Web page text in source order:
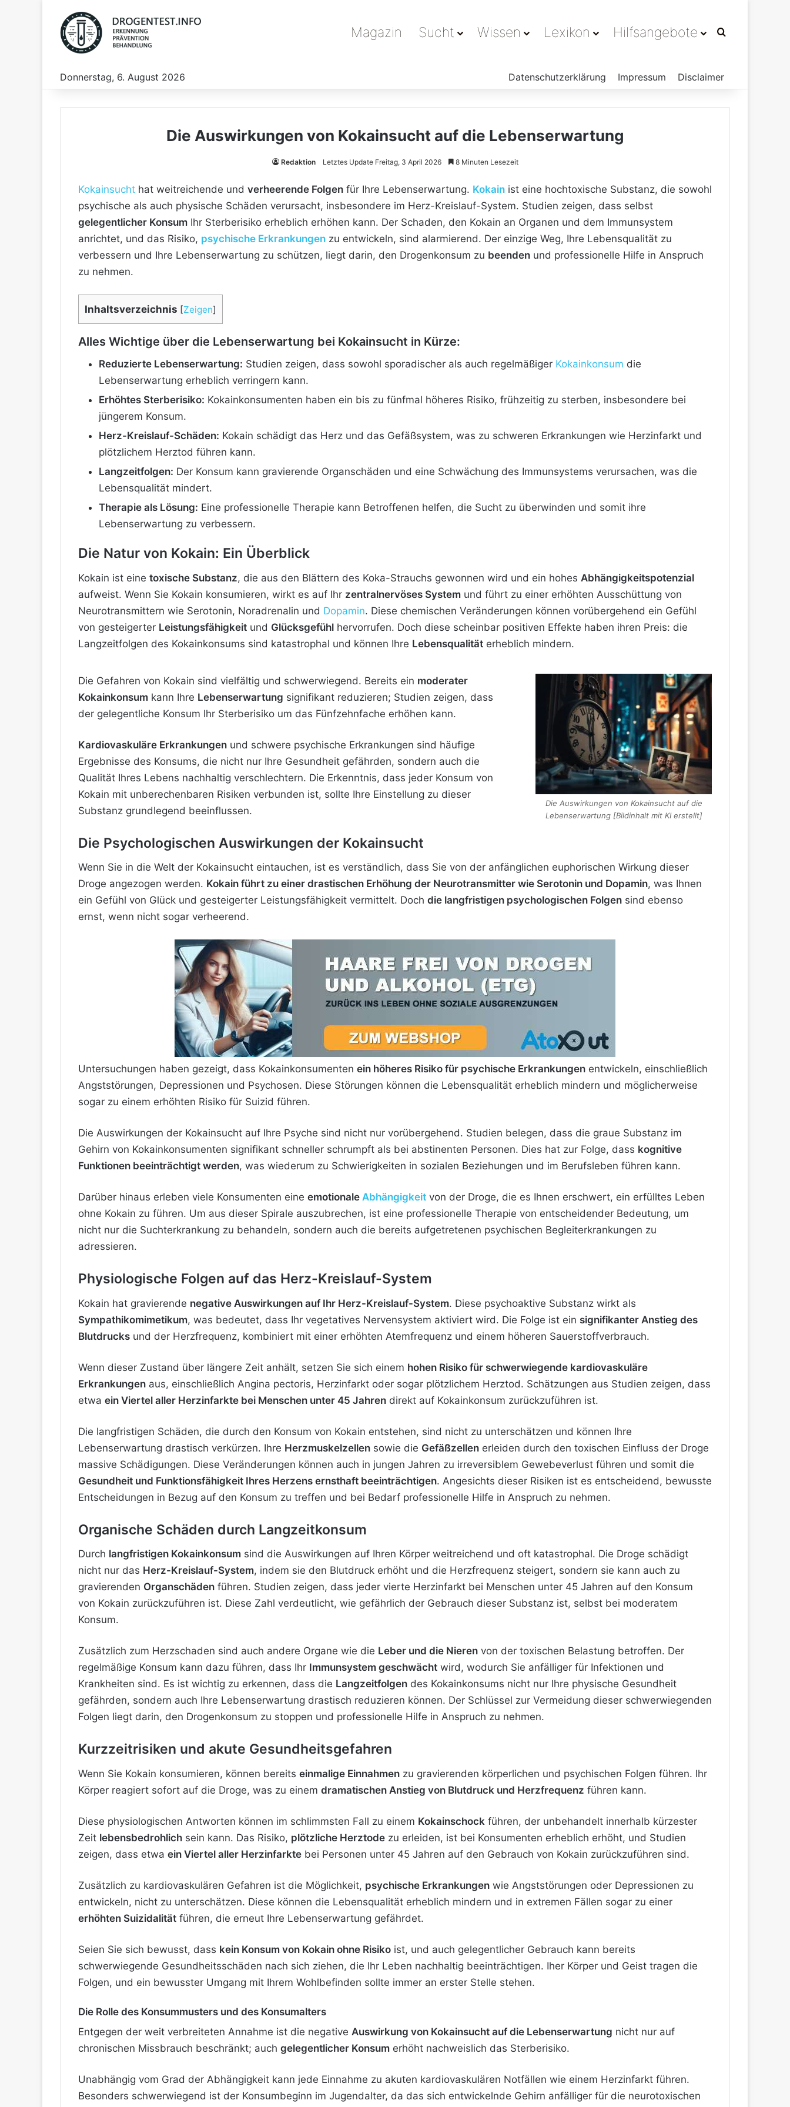
Magazin Sucht Wissen Lexikon Hilfsangebote Suchen nach
Donnerstag, 6. August 2026 Datenschutzerklärung Impressum Disclaimer
Die Auswirkungen von Kokainsucht auf die Lebenserwartung
Redaktion Letztes Update Freitag, 3 April 2026 8 Minuten Lesezeit
Kokainsucht hat weitreichende und verheerende Folgen für Ihre Lebenserwartung. Kokain ist eine hochtoxische Substanz, die sowohl
psychische als auch physische Schäden verursacht, insbesondere im Herz-Kreislauf-System. Studien zeigen, dass selbst
gelegentlicher Konsum Ihr Sterberisiko erheblich erhöhen kann. Der Schaden, den Kokain an Organen und dem Immunsystem
anrichtet, und das Risiko, psychische Erkrankungen zu entwickeln, sind alarmierend. Der einzige Weg, Ihre Lebensqualität zu
verbessern und Ihre Lebenserwartung zu schützen, liegt darin, den Drogenkonsum zu beenden und professionelle Hilfe in Anspruch
zu nehmen.
Inhaltsverzeichnis [Zeigen]
Alles Wichtige über die Lebenserwartung bei Kokainsucht in Kürze:
Reduzierte Lebenserwartung: Studien zeigen, dass sowohl sporadischer als auch regelmäßiger Kokainkonsum die
Lebenserwartung erheblich verringern kann.
Erhöhtes Sterberisiko: Kokainkonsumenten haben ein bis zu fünfmal höheres Risiko, frühzeitig zu sterben, insbesondere bei
jüngerem Konsum.
Herz-Kreislauf-Schäden: Kokain schädigt das Herz und das Gefäßsystem, was zu schweren Erkrankungen wie Herzinfarkt und
plötzlichem Herztod führen kann.
Langzeitfolgen: Der Konsum kann gravierende Organschäden und eine Schwächung des Immunsystems verursachen, was die
Lebensqualität mindert.
Therapie als Lösung: Eine professionelle Therapie kann Betroffenen helfen, die Sucht zu überwinden und somit ihre
Lebenserwartung zu verbessern.
Die Natur von Kokain: Ein Überblick
Kokain ist eine toxische Substanz, die aus den Blättern des Koka-Strauchs gewonnen wird und ein hohes Abhängigkeitspotenzial
aufweist. Wenn Sie Kokain konsumieren, wirkt es auf Ihr zentralnervöses System und führt zu einer erhöhten Ausschüttung von
Neurotransmittern wie Serotonin, Noradrenalin und Dopamin. Diese chemischen Veränderungen können vorübergehend ein Gefühl
von gesteigerter Leistungsfähigkeit und Glücksgefühl hervorrufen. Doch diese scheinbar positiven Effekte haben ihren Preis: die
Langzeitfolgen des Kokainkonsums sind katastrophal und können Ihre Lebensqualität erheblich mindern.
Die Auswirkungen von Kokainsucht auf die
Lebenserwartung [Bildinhalt mit KI erstellt]
Die Gefahren von Kokain sind vielfältig und schwerwiegend. Bereits ein moderater
Kokainkonsum kann Ihre Lebenserwartung signifikant reduzieren; Studien zeigen, dass
der gelegentliche Konsum Ihr Sterberisiko um das Fünfzehnfache erhöhen kann.
Kardiovaskuläre Erkrankungen und schwere psychische Erkrankungen sind häufige
Ergebnisse des Konsums, die nicht nur Ihre Gesundheit gefährden, sondern auch die
Qualität Ihres Lebens nachhaltig verschlechtern. Die Erkenntnis, dass jeder Konsum von
Kokain mit unberechenbaren Risiken verbunden ist, sollte Ihre Einstellung zu dieser
Substanz grundlegend beeinflussen.
Die Psychologischen Auswirkungen der Kokainsucht
Wenn Sie in die Welt der Kokainsucht eintauchen, ist es verständlich, dass Sie von der anfänglichen euphorischen Wirkung dieser
Droge angezogen werden. Kokain führt zu einer drastischen Erhöhung der Neurotransmitter wie Serotonin und Dopamin, was Ihnen
ein Gefühl von Glück und gesteigerter Leistungsfähigkeit vermittelt. Doch die langfristigen psychologischen Folgen sind ebenso
ernst, wenn nicht sogar verheerend.
Untersuchungen haben gezeigt, dass Kokainkonsumenten ein höheres Risiko für psychische Erkrankungen entwickeln, einschließlich
Angststörungen, Depressionen und Psychosen. Diese Störungen können die Lebensqualität erheblich mindern und möglicherweise
sogar zu einem erhöhten Risiko für Suizid führen.
Die Auswirkungen der Kokainsucht auf Ihre Psyche sind nicht nur vorübergehend. Studien belegen, dass die graue Substanz im
Gehirn von Kokainkonsumenten signifikant schneller schrumpft als bei abstinenten Personen. Dies hat zur Folge, dass kognitive
Funktionen beeinträchtigt werden, was wiederum zu Schwierigkeiten in sozialen Beziehungen und im Berufsleben führen kann.
Darüber hinaus erleben viele Konsumenten eine emotionale Abhängigkeit von der Droge, die es Ihnen erschwert, ein erfülltes Leben
ohne Kokain zu führen. Um aus dieser Spirale auszubrechen, ist eine professionelle Therapie von entscheidender Bedeutung, um
nicht nur die Suchterkrankung zu behandeln, sondern auch die bereits aufgetretenen psychischen Begleiterkrankungen zu
adressieren.
Physiologische Folgen auf das Herz-Kreislauf-System
Kokain hat gravierende negative Auswirkungen auf Ihr Herz-Kreislauf-System. Diese psychoaktive Substanz wirkt als
Sympathikomimetikum, was bedeutet, dass Ihr vegetatives Nervensystem aktiviert wird. Die Folge ist ein signifikanter Anstieg des
Blutdrucks und der Herzfrequenz, kombiniert mit einer erhöhten Atemfrequenz und einem höheren Sauerstoffverbrauch.
Wenn dieser Zustand über längere Zeit anhält, setzen Sie sich einem hohen Risiko für schwerwiegende kardiovaskuläre
Erkrankungen aus, einschließlich Angina pectoris, Herzinfarkt oder sogar plötzlichem Herztod. Schätzungen aus Studien zeigen, dass
etwa ein Viertel aller Herzinfarkte bei Menschen unter 45 Jahren direkt auf Kokainkonsum zurückzuführen ist.
Die langfristigen Schäden, die durch den Konsum von Kokain entstehen, sind nicht zu unterschätzen und können Ihre
Lebenserwartung drastisch verkürzen. Ihre Herzmuskelzellen sowie die Gefäßzellen erleiden durch den toxischen Einfluss der Droge
massive Schädigungen. Diese Veränderungen können auch in jungen Jahren zu irreversiblem Gewebeverlust führen und somit die
Gesundheit und Funktionsfähigkeit Ihres Herzens ernsthaft beeinträchtigen. Angesichts dieser Risiken ist es entscheidend, bewusste
Entscheidungen in Bezug auf den Konsum zu treffen und bei Bedarf professionelle Hilfe in Anspruch zu nehmen.
Organische Schäden durch Langzeitkonsum
Durch langfristigen Kokainkonsum sind die Auswirkungen auf Ihren Körper weitreichend und oft katastrophal. Die Droge schädigt
nicht nur das Herz-Kreislauf-System, indem sie den Blutdruck erhöht und die Herzfrequenz steigert, sondern sie kann auch zu
gravierenden Organschäden führen. Studien zeigen, dass jeder vierte Herzinfarkt bei Menschen unter 45 Jahren auf den Konsum
von Kokain zurückzuführen ist. Diese Zahl verdeutlicht, wie gefährlich der Gebrauch dieser Substanz ist, selbst bei moderatem
Konsum.
Zusätzlich zum Herzschaden sind auch andere Organe wie die Leber und die Nieren von der toxischen Belastung betroffen. Der
regelmäßige Konsum kann dazu führen, dass Ihr Immunsystem geschwächt wird, wodurch Sie anfälliger für Infektionen und
Krankheiten sind. Es ist wichtig zu erkennen, dass die Langzeitfolgen des Kokainkonsums nicht nur Ihre physische Gesundheit
gefährden, sondern auch Ihre Lebenserwartung drastisch reduzieren können. Der Schlüssel zur Vermeidung dieser schwerwiegenden
Folgen liegt darin, den Drogenkonsum zu stoppen und professionelle Hilfe in Anspruch zu nehmen.
Kurzzeitrisiken und akute Gesundheitsgefahren
Wenn Sie Kokain konsumieren, können bereits einmalige Einnahmen zu gravierenden körperlichen und psychischen Folgen führen. Ihr
Körper reagiert sofort auf die Droge, was zu einem dramatischen Anstieg von Blutdruck und Herzfrequenz führen kann.
Diese physiologischen Antworten können im schlimmsten Fall zu einem Kokainschock führen, der unbehandelt innerhalb kürzester
Zeit lebensbedrohlich sein kann. Das Risiko, plötzliche Herztode zu erleiden, ist bei Konsumenten erheblich erhöht, und Studien
zeigen, dass etwa ein Viertel aller Herzinfarkte bei Personen unter 45 Jahren auf den Gebrauch von Kokain zurückzuführen sind.
Zusätzlich zu kardiovaskulären Gefahren ist die Möglichkeit, psychische Erkrankungen wie Angststörungen oder Depressionen zu
entwickeln, nicht zu unterschätzen. Diese können die Lebensqualität erheblich mindern und in extremen Fällen sogar zu einer
erhöhten Suizidalität führen, die erneut Ihre Lebenserwartung gefährdet.
Seien Sie sich bewusst, dass kein Konsum von Kokain ohne Risiko ist, und auch gelegentlicher Gebrauch kann bereits
schwerwiegende Gesundheitsschäden nach sich ziehen, die Ihr Leben nachhaltig beeinträchtigen. Iher Körper und Geist tragen die
Folgen, und ein bewusster Umgang mit Ihrem Wohlbefinden sollte immer an erster Stelle stehen.
Die Rolle des Konsummusters und des Konsumalters
Entgegen der weit verbreiteten Annahme ist die negative Auswirkung von Kokainsucht auf die Lebenserwartung nicht nur auf
chronischen Missbrauch beschränkt; auch gelegentlicher Konsum erhöht nachweislich das Sterberisiko.
Unabhängig vom Grad der Abhängigkeit kann jede Einnahme zu akuten kardiovaskulären Notfällen wie einem Herzinfarkt führen.
Besonders schwerwiegend ist der Konsumbeginn im Jugendalter, da das sich entwickelnde Gehirn anfälliger für die neurotoxischen